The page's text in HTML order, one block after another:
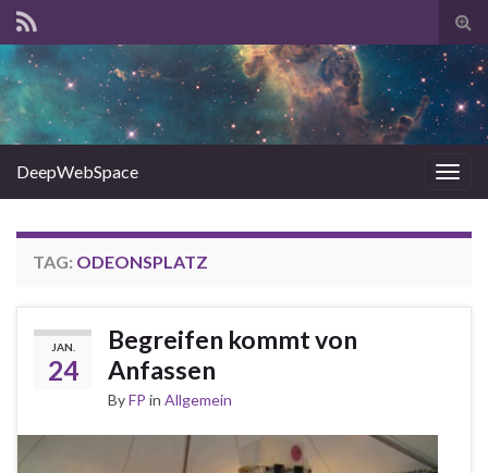
DeepWebSpace
TAG: ODEONSPLATZ
JAN.
24
Begreifen kommt von
Anfassen
ByFP in Allgemein